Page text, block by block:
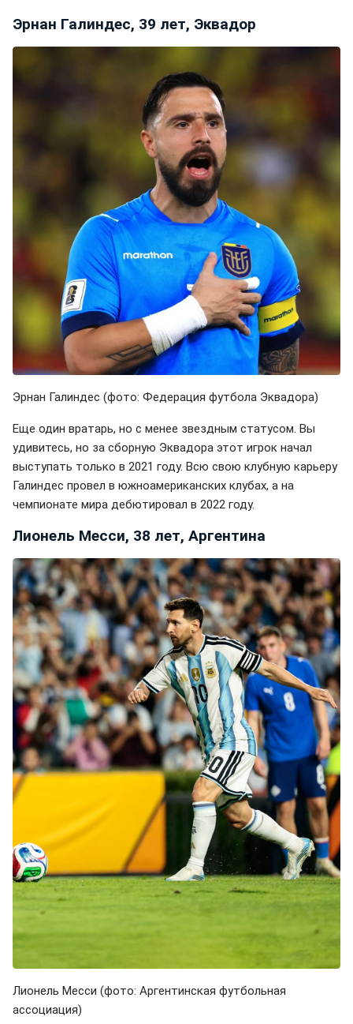
Эрнан Галиндес, 39 лет, Эквадор
Эрнан Галиндес (фото: Федерация футбола Эквадора)
Еще один вратарь, но с менее звездным статусом. Вы
удивитесь, но за сборную Эквадора этот игрок начал
выступать только в 2021 году. Всю свою клубную карьеру
Галиндес провел в южноамериканских клубах, а на
чемпионате мира дебютировал в 2022 году.
Лионель Месси, 38 лет, Аргентина
Лионель Месси (фото: Аргентинская футбольная
ассоциация)